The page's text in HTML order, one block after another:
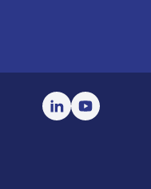
LinkedInYoutube